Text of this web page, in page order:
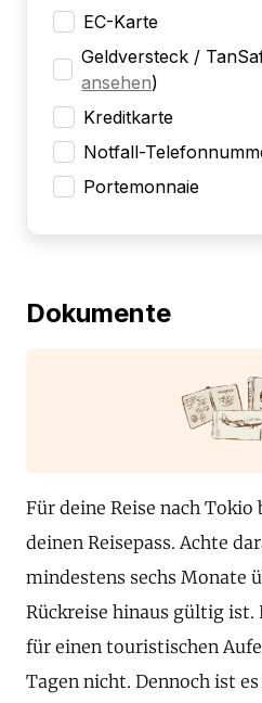
EC-Karte
Geldversteck /
ansehen)
Kreditkarte
Notfall-
Portemonnaie
Dokumente
Für deine Reise nach
deinen Reisepass. Achte
mindestens sechs Monate
Rückreise hinaus gültig
für einen touristischen
Tagen nicht. Dennoch ist